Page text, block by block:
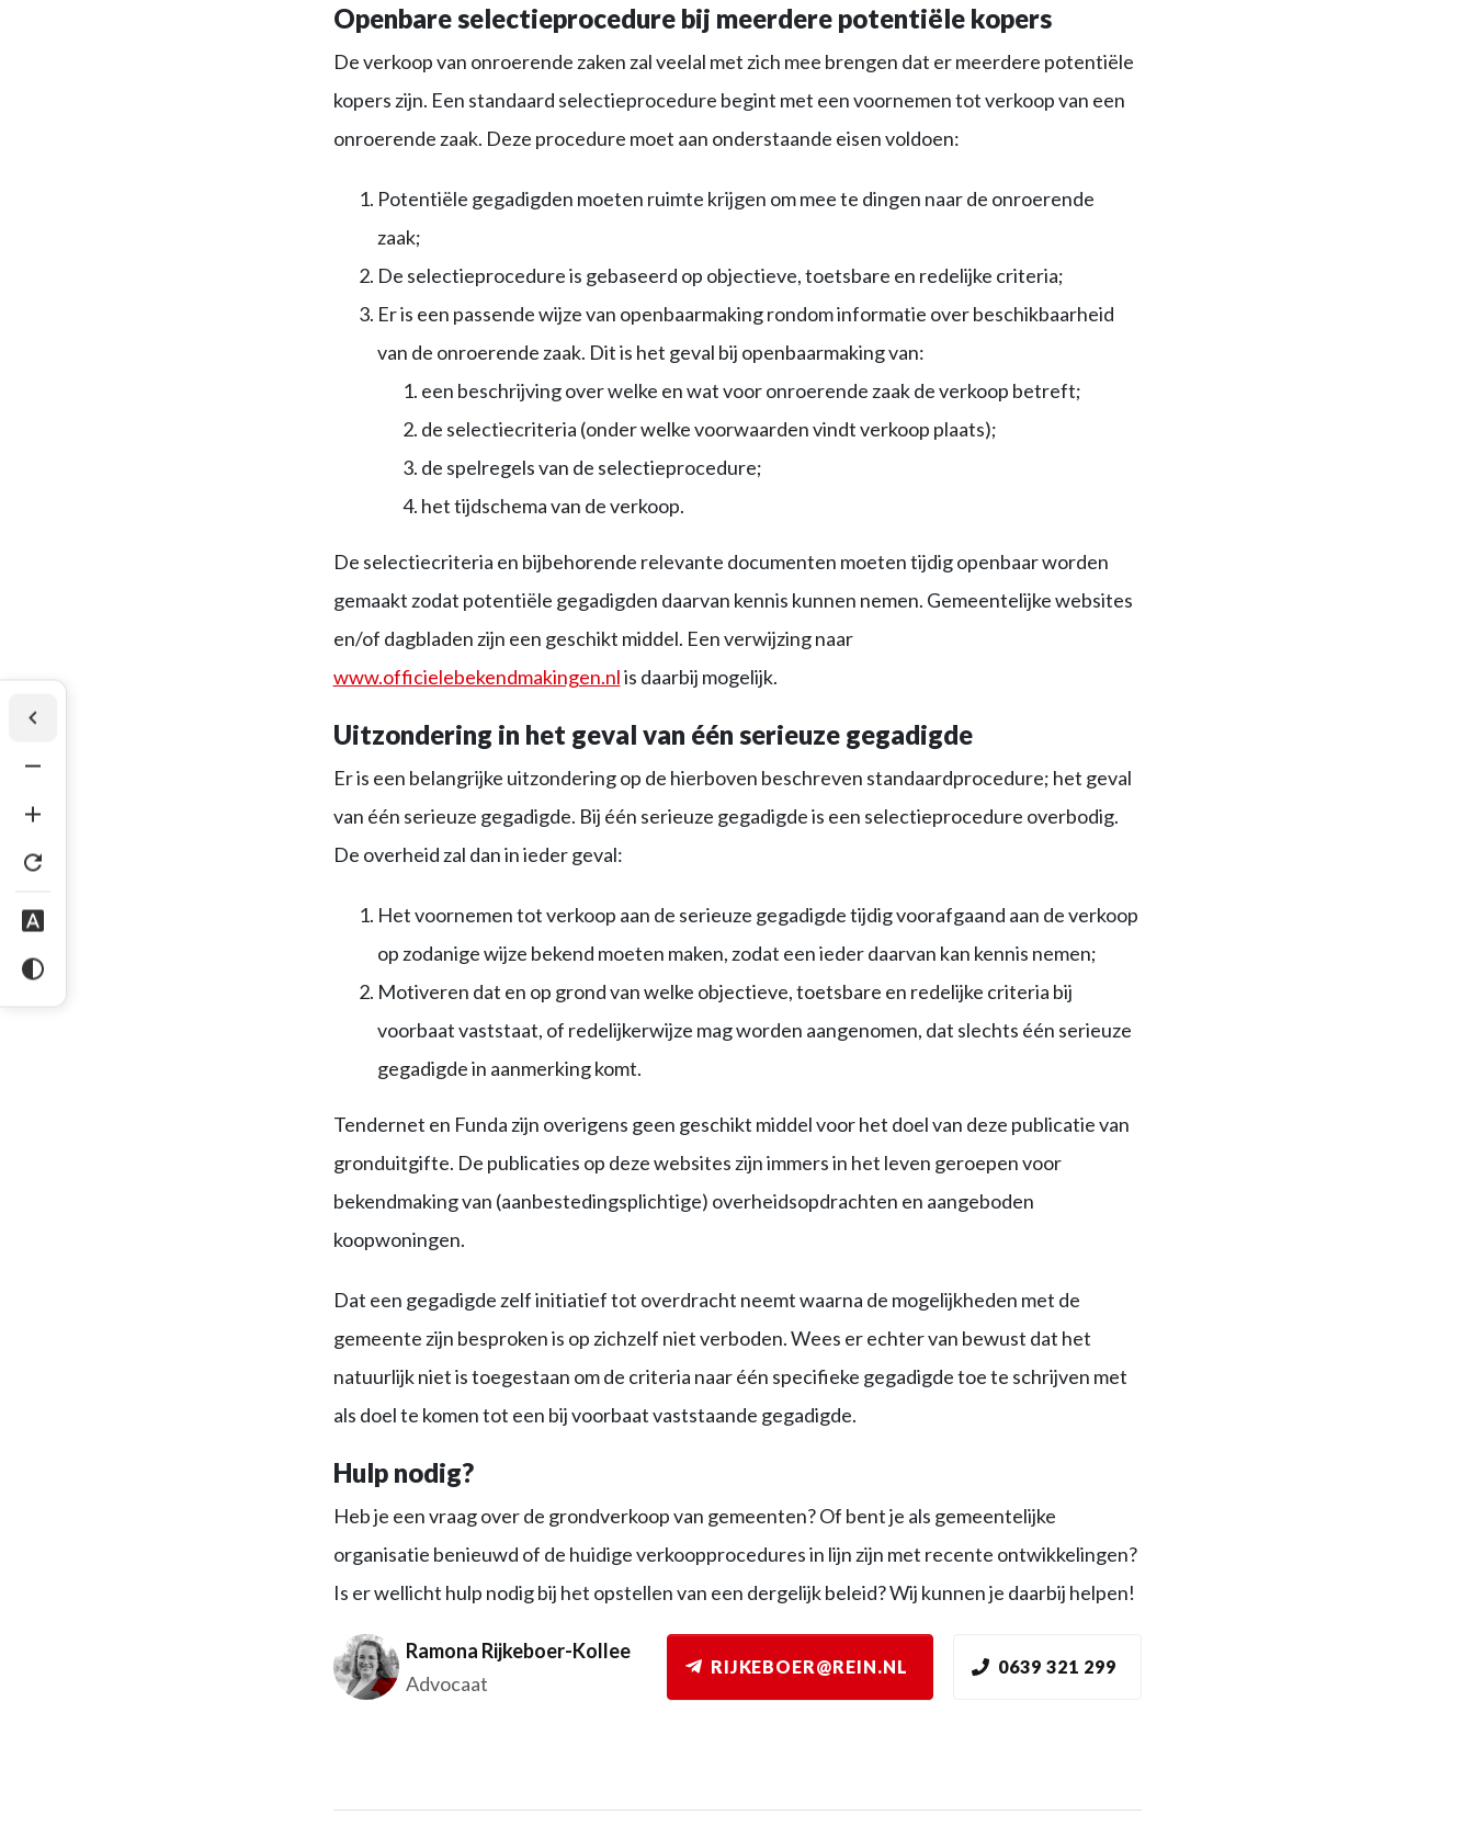
Openbare selectieprocedure bij meerdere potentiële kopers
De verkoop van onroerende zaken zal veelal met zich mee brengen dat er meerdere potentiële
kopers zijn. Een standaard selectieprocedure begint met een voornemen tot verkoop van een
onroerende zaak. Deze procedure moet aan onderstaande eisen voldoen:
Potentiële gegadigden moeten ruimte krijgen om mee te dingen naar de onroerende
zaak;
De selectieprocedure is gebaseerd op objectieve, toetsbare en redelijke criteria;
Er is een passende wijze van openbaarmaking rondom informatie over beschikbaarheid
van de onroerende zaak. Dit is het geval bij openbaarmaking van:
een beschrijving over welke en wat voor onroerende zaak de verkoop betreft;
de selectiecriteria (onder welke voorwaarden vindt verkoop plaats);
de spelregels van de selectieprocedure;
het tijdschema van de verkoop.
De selectiecriteria en bijbehorende relevante documenten moeten tijdig openbaar worden
gemaakt zodat potentiële gegadigden daarvan kennis kunnen nemen. Gemeentelijke websites
en/of dagbladen zijn een geschikt middel. Een verwijzing naar
www.officielebekendmakingen.nlis daarbij mogelijk.
Uitzondering in het geval van één serieuze gegadigde
Er is een belangrijke uitzondering op de hierboven beschreven standaardprocedure; het geval
van één serieuze gegadigde. Bij één serieuze gegadigde is een selectieprocedure overbodig.
De overheid zal dan in ieder geval:
Het voornemen tot verkoop aan de serieuze gegadigde tijdig voorafgaand aan de verkoop
op zodanige wijze bekend moeten maken, zodat een ieder daarvan kan kennis nemen;
Motiveren dat en op grond van welke objectieve, toetsbare en redelijke criteria bij
voorbaat vaststaat, of redelijkerwijze mag worden aangenomen, dat slechts één serieuze
gegadigde in aanmerking komt.
Tendernet en Funda zijn overigens geen geschikt middel voor het doel van deze publicatie van
gronduitgifte. De publicaties op deze websites zijn immers in het leven geroepen voor
bekendmaking van (aanbestedingsplichtige) overheidsopdrachten en aangeboden
koopwoningen.
Dat een gegadigde zelf initiatief tot overdracht neemt waarna de mogelijkheden met de
gemeente zijn besproken is op zichzelf niet verboden. Wees er echter van bewust dat het
natuurlijk niet is toegestaan om de criteria naar één specifieke gegadigde toe te schrijven met
als doel te komen tot een bij voorbaat vaststaande gegadigde.
Hulp nodig?
Heb je een vraag over de grondverkoop van gemeenten? Of bent je als gemeentelijke
organisatie benieuwd of de huidige verkoopprocedures in lijn zijn met recente ontwikkelingen?
Is er wellicht hulp nodig bij het opstellen van een dergelijk beleid? Wij kunnen je daarbij helpen!
Ramona Rijkeboer-Kollee
Advocaat
RIJKEBOER@REIN.NL 0639 321 299